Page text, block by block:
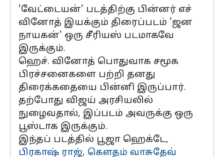
'வேட்டையன்' படத்திற்கு பின்னர் எச்
வினோத் இயக்கும் திரைப்படம் 'ஜன
நாயகன்' ஒரு சீரியஸ் படமாகவே
இருக்கும்.
ஹெச். வினோத் பொதுவாக சமூக
பிரச்சனைகளை பற்றி தனது
திரைக்கதையை பின்னி இருப்பார்.
தற்போது விஜய் அரசியலில்
நுழைவதால், இப்படம் அவருக்கு ஒரு
பூஸ்டாக இருக்கும்.
இந்தப் படத்தில் பூஜா ஹெக்டே,
பிரகாஷ் ராஜ், கெளதம் வாசுதேவ்